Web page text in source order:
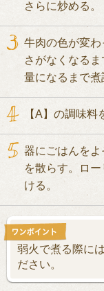
さらに炒める。
牛肉の色が変
さがなくなる
量になるまで煮
【A】の調味料
器にごはんを
を散らす。ロ
ける。
弱火で煮る際に
ださい。